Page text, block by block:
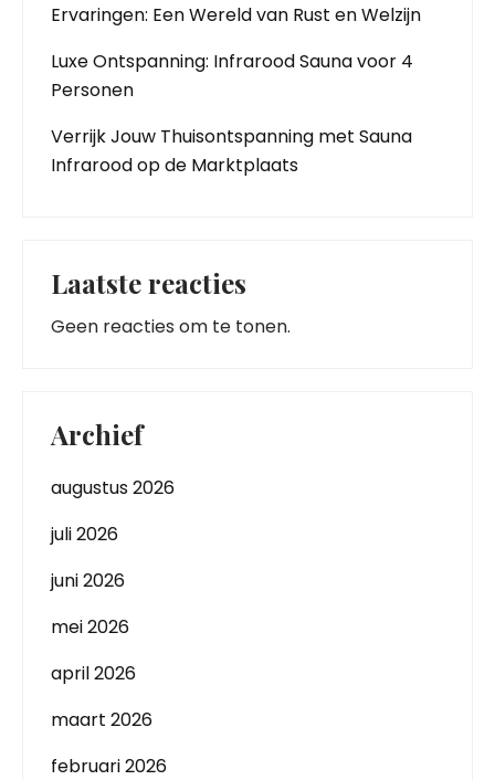
Ervaringen: Een Wereld van Rust en Welzijn
Luxe Ontspanning: Infrarood Sauna voor 4
Personen
Verrijk Jouw Thuisontspanning met Sauna
Infrarood op de Marktplaats
Laatste reacties
Geen reacties om te tonen.
Archief
augustus 2026
juli 2026
juni 2026
mei 2026
april 2026
maart 2026
februari 2026